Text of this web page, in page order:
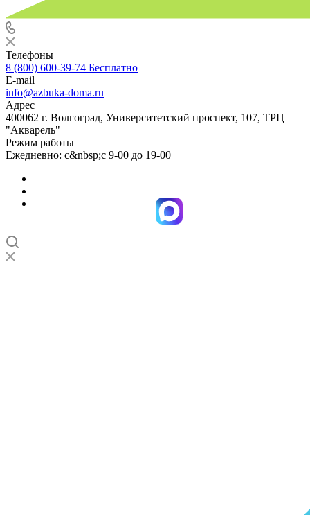
Телефоны
8 (800) 600-39-74 Бесплатно
E-mail
info@azbuka-doma.ru
Адрес
400062 г. Волгоград, Университетский проспект, 107, ТРЦ
"Акварель"
Режим работы
Ежедневно: с&nbsp;с 9-00 до 19-00